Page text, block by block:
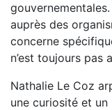
auprès des
concerne
n’est toujours pas
Nathalie Le Coz
une curiosité et